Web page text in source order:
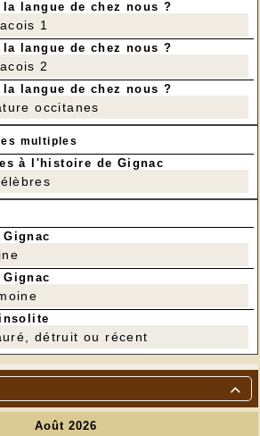

langue de chez nous ?
1
langue de chez nous ?
2
langue de chez nous ?
occitanes
multiples
à l'histoire de Gignac
détruit ou récent